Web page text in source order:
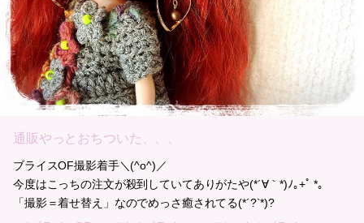
通販やっとおちついた、、、
ブライスOF撮影着手＼(^o^)／
今度はこっちの注文が殺到していてありがたや(*´∀｀*)ﾉ｡+ﾟ *｡
「撮影＝着せ替え」なのでめっさ癒されてる(*´?`*)?